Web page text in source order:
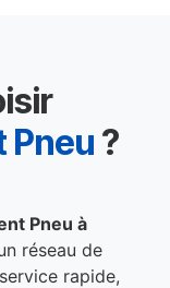
Pneu ?
Pneu à
réseau de
rapide,